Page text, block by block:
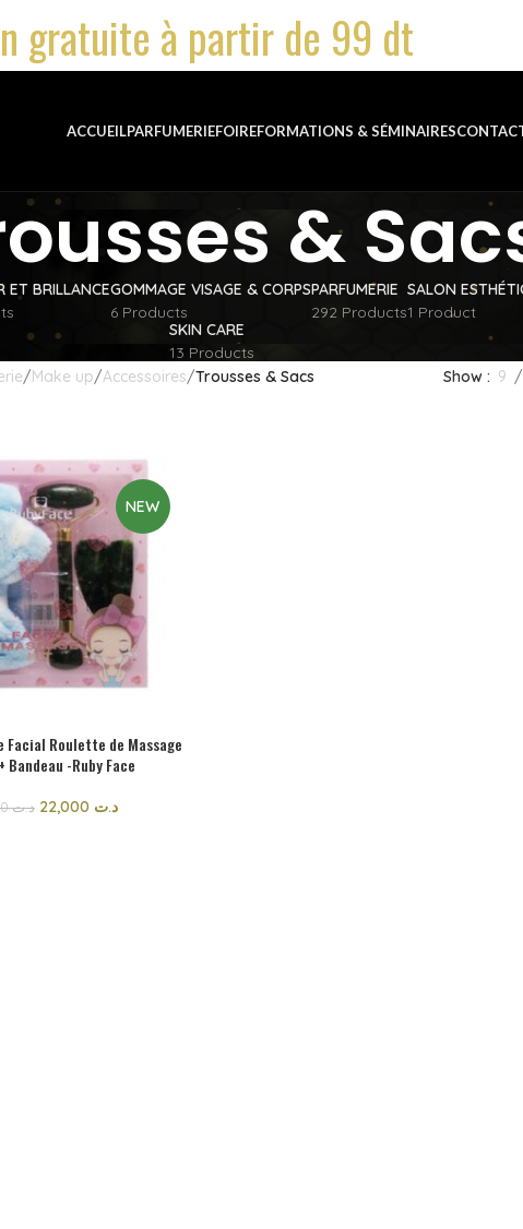
gratuite à partir de 99 dt
ACCUEILPARFUMERIEFOIREFORMATIONS & SÉMINAIRES
&
ET BRILLANCEGOMMAGE VISAGE & CORPS
6 Products
PARFUMERIE
292 Products
SALON
1 Product
SKIN CARE
13 Products
Make up Accessoires Trousses & Sacs Show 9
NEW
Facial Roulette de Massage
Bandeau -Ruby Face
د.ت28,000 د.ت